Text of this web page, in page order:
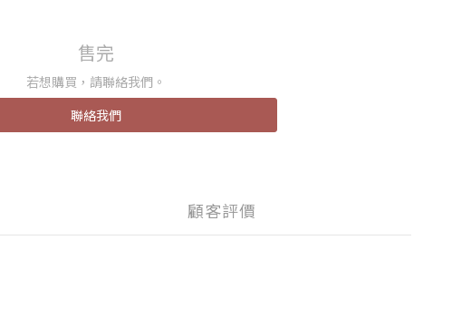
售完
若想購買，請聯絡我們。
聯絡我們
顧客評價